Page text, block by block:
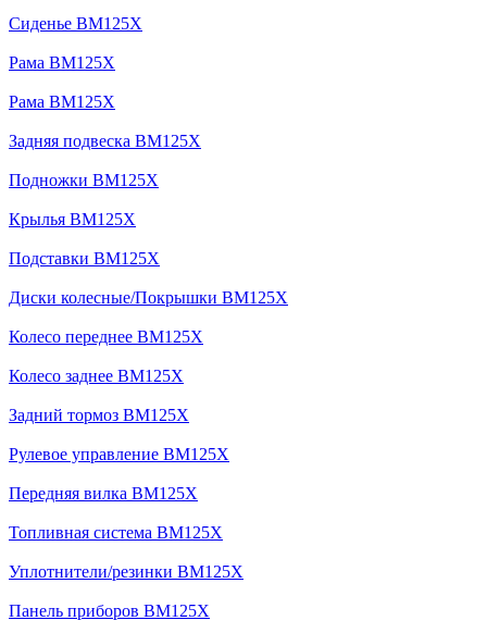
Сиденье BM125X
Рама BM125X
Рама BM125X
Задняя подвеска BM125X
Подножки BM125X
Крылья BM125X
Подставки BM125X
Диски колесные/Покрышки BM125X
Колесо переднее BM125X
Колесо заднее BM125X
Задний тормоз BM125X
Рулевое управление BM125X
Передняя вилка BM125X
Топливная система BM125X
Уплотнители/резинки BM125X
Панель приборов BM125X